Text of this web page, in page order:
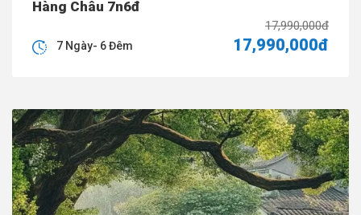
Hàng Châu 7n6đ
17,990,000đ
17,990,000đ
7 Ngày- 6 Đêm